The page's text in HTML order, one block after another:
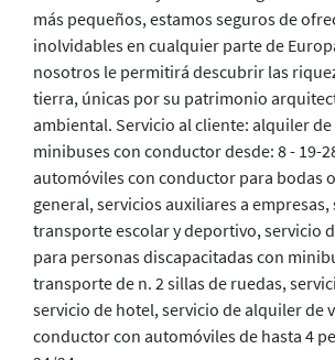
más pequeños, estamos seguros de
inolvidables en cualquier parte de
nosotros le permitirá descubrir las
tierra, únicas por su patrimonio
ambiental. Servicio al cliente: alquiler
minibuses con conductor desde: 8 - 19-
automóviles con conductor para bodas
general, servicios auxiliares a empresas,
transporte escolar y deportivo, servicio
para personas discapacitadas con
transporte de n. 2 sillas de ruedas,
servicio de hotel, servicio de alquiler de
conductor con automóviles de hasta 4